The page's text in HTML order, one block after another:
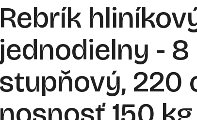
Rebrík
jednodielny - 8
stupňový, 220